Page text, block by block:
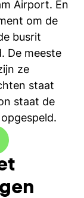
Airport. En
om de
busrit
De meeste
ze
staat
staat de